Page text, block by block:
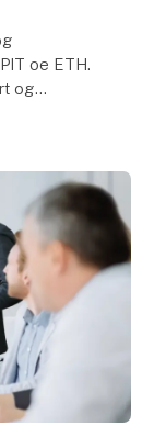
oe ETH.
og